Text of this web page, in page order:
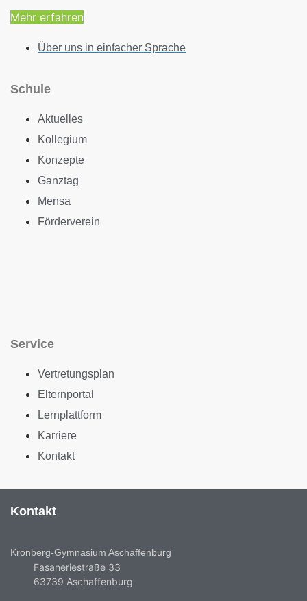
Mehr erfahren
Über uns in einfacher Sprache
Schule
Aktuelles
Kollegium
Konzepte
Ganztag
Mensa
Förderverein
Service
Vertretungsplan
Elternportal
Lernplattform
Karriere
Kontakt
Kontakt
Kronberg-Gymnasium Aschaffenburg
Fasaneriestraße 33
63739 Aschaffenburg